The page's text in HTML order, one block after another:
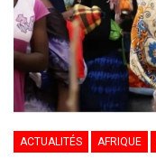
ACTUALITÉS AFRIQUE